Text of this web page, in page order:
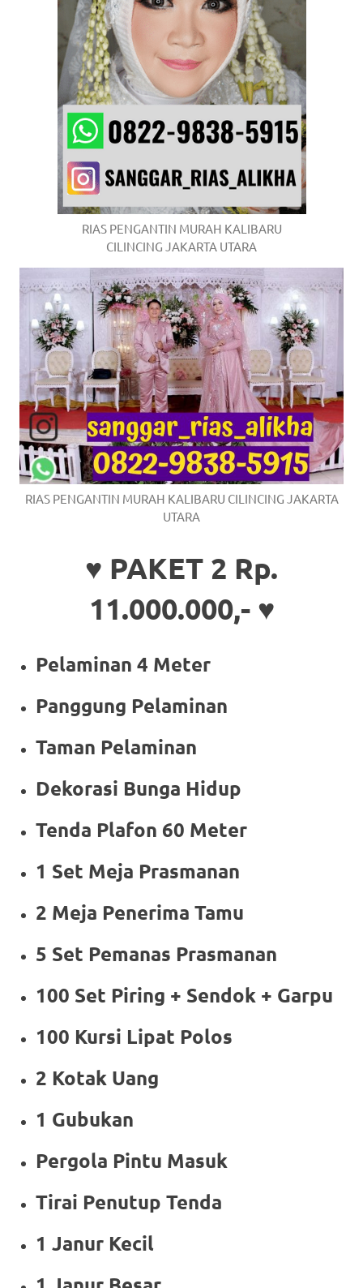
RIAS PENGANTIN MURAH KALIBARU
CILINCING JAKARTA UTARA
RIAS PENGANTIN MURAH KALIBARU CILINCING JAKARTA
UTARA
♥ PAKET 2 Rp.
11.000.000,- ♥
Pelaminan 4 Meter
Panggung Pelaminan
Taman Pelaminan
Dekorasi Bunga Hidup
Tenda Plafon 60 Meter
1 Set Meja Prasmanan
2 Meja Penerima Tamu
5 Set Pemanas Prasmanan
100 Set Piring + Sendok + Garpu
100 Kursi Lipat Polos
2 Kotak Uang
1 Gubukan
Pergola Pintu Masuk
Tirai Penutup Tenda
1 Janur Kecil